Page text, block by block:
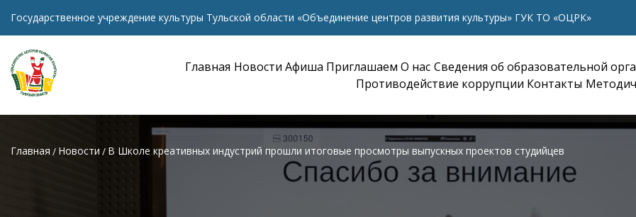
Государственное учреждение культуры Тульской области «Объединение центров развития культуры» ГУК ТО «ОЦРК»
Главная Новости Афиша Приглашаем О нас Сведения об образовательной
Противодействие коррупции Контакты
Главная Новости В Школе креативных индустрий прошли итоговые просмотры выпускных проектов студийцев